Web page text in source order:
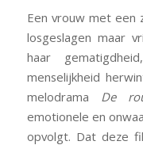
Een vrouw met een
losgeslagen maar
haar
menselijkheid
melodrama De
emotionele en
opvolgt. Dat deze